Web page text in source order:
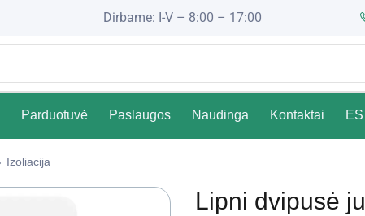
Dirbame: I-V – 8:00 – 17:00
Parduotuvė Paslaugos Naudinga Kontaktai
Izoliacija
Lipni dvipusė